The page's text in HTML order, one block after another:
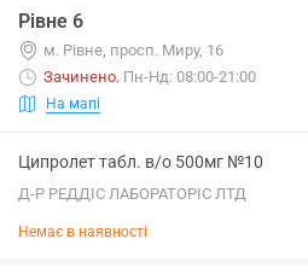
Рівне 6
м. Рівне, просп. Миру, 16
Зачинено. Пн-Нд: 08:00-21:00
На мапі
Ципролет табл. в/о 500мг №10
Д-Р РЕДДІС ЛАБОРАТОРІС ЛТД
Немає в наявності